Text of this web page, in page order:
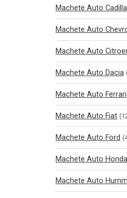
Machete Auto
Machete Auto
Machete Auto
Machete Auto Dacia
Machete Auto Ferrari
Machete Auto Fiat
Machete Auto Ford
Machete Auto Honda
Machete Auto